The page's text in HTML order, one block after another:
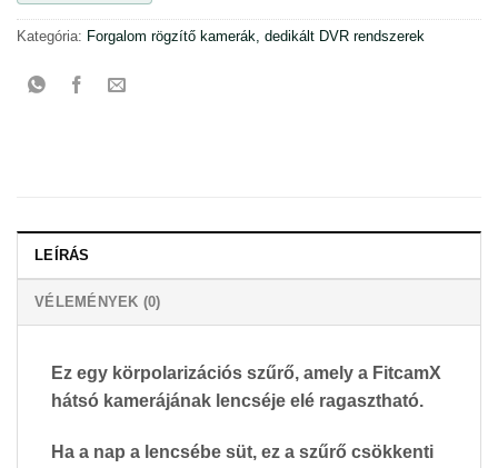
Kategória: Forgalom rögzítő kamerák, dedikált DVR rendszerek
LEÍRÁS
VÉLEMÉNYEK (0)
Ez egy körpolarizációs szűrő, amely a FitcamX
hátsó kamerájának lencséje elé ragasztható.
Ha a nap a lencsébe süt, ez a szűrő csökkenti